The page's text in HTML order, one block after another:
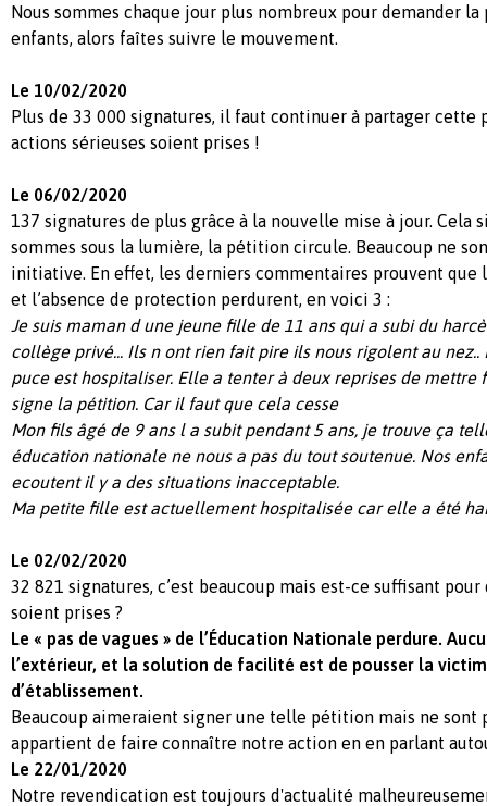
Nous sommes chaque jour plus nombreux pour demander
enfants, alors faîtes suivre le mouvement.
Le 10/02/2020
Plus de 33 000 signatures, il faut continuer à partager cette
actions sérieuses soient prises !
Le 06/02/2020
137 signatures de plus grâce à la nouvelle mise à jour. Cela
sommes sous la lumière, la pétition circule. Beaucoup ne
initiative. En effet, les derniers commentaires prouvent que
et l’absence de protection perdurent, en voici 3 :
Je suis maman d une jeune fille de 11 ans qui a subi du
collège privé... Ils n ont rien fait pire ils nous rigolent au nez..
puce est hospitaliser. Elle a tenter à deux reprises de mettre
signe la pétition. Car il faut que cela cesse
Mon fils âgé de 9 ans l a subit pendant 5 ans, je trouve ça
éducation nationale ne nous a pas du tout soutenue. Nos
ecoutent il y a des situations inacceptable.
Ma petite fille est actuellement hospitalisée car elle a été
Le 02/02/2020
32 821 signatures, c’est beaucoup mais est-ce suffisant
soient prises ?
Le « pas de vagues » de l’Éducation Nationale perdure.
l’extérieur, et la solution de facilité est de pousser la
d’établissement.
Beaucoup aimeraient signer une telle pétition mais ne sont
appartient de faire connaître notre action en en parlant
Le 22/01/2020
Notre revendication est toujours d'actualité